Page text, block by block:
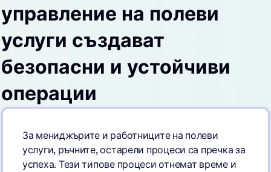
управление на полеви
услуги създават
безопасни и устойчиви
операции
За мениджърите и работниците на полеви
услуги, ръчните, остарели процеси са пречка за
успеха. Тези типове процеси отнемат време и